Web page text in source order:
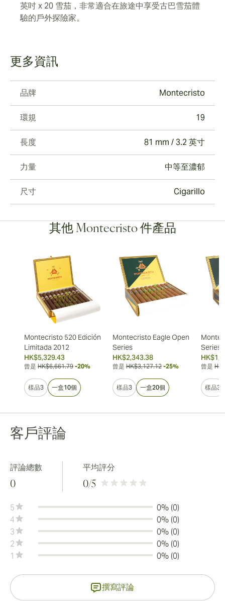
英吋 x 20 雪茄，非常適合在旅途中享受古巴雪茄體
驗的戶外探險家。
更多資訊
品牌 Montecristo
環規 19
長度 81 mm / 3.2 英寸
力量 中等至濃郁
尺寸 Cigarillo
其他 Montecristo 件產品
Montecristo 520 Edición
Limitada 2012
HK$5,329.43
曾是 HK$6,661.79 -20%
樣品3 一盒10個
Montecristo Eagle Open
Series
HK$2,343.38
曾是 HK$3,127.12 -25%
樣品3 一盒20個
Series
曾是
樣品3
客戶評論
評論總數
0
平均評分
0/5
5
0% (0)
4
0% (0)
3
0% (0)
2
0% (0)
1
0% (0)
撰寫評論